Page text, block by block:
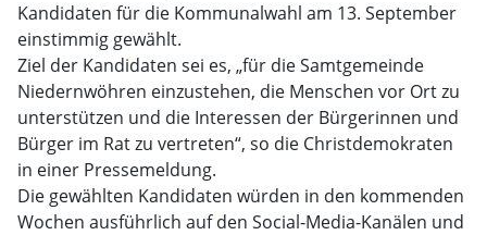
Kandidaten für die Kommunalwahl am 13. September
einstimmig gewählt.
Ziel der Kandidaten sei es, „für die Samtgemeinde
Niedernwöhren einzustehen, die Menschen vor Ort zu
unterstützen und die Interessen der Bürgerinnen und
Bürger im Rat zu vertreten“, so die Christdemokraten
in einer Pressemeldung.
Die gewählten Kandidaten würden in den kommenden
Wochen ausführlich auf den Social-Media-Kanälen und